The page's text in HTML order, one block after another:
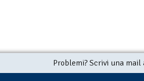
Problemi? Scrivi una